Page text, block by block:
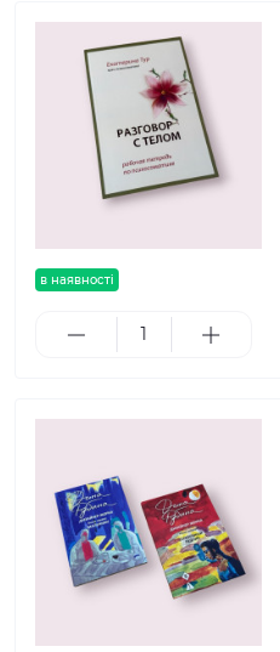
в наявності